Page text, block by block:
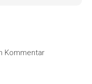
Kommentar